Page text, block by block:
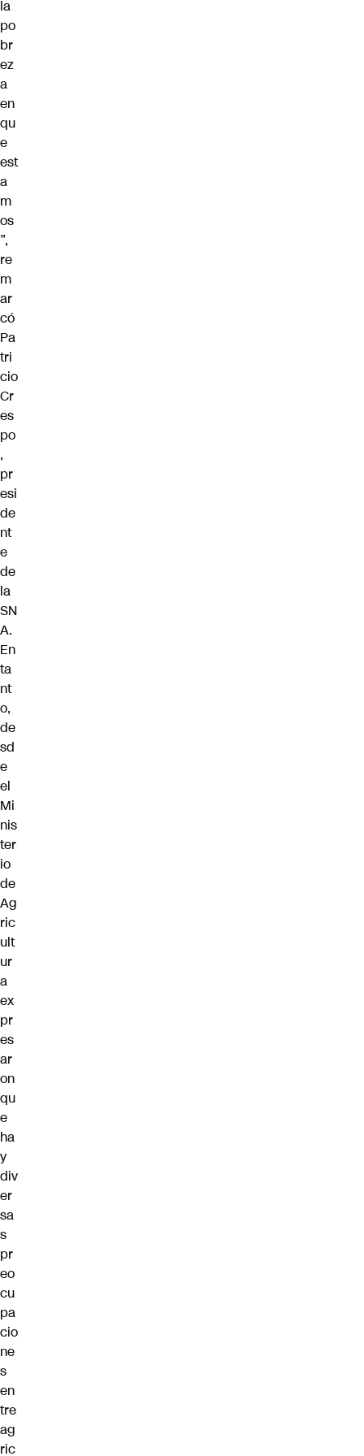
la
po
br
ez
a
en
qu
e
est
a
m
os
”,
re
m
ar
có
Pa
tri
cio
Cr
es
po
,
pr
esi
de
nt
e
de
la
SN
A.
En
ta
nt
o,
de
sd
e
el
Mi
nis
ter
io
de
Ag
ric
ult
ur
a
ex
pr
es
ar
on
qu
e
ha
y
div
er
sa
s
pr
eo
cu
pa
cio
ne
s
en
tre
ag
ric